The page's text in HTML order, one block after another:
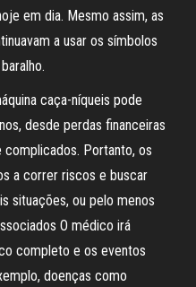
em dia. Mesmo assim, as
a usar os símbolos
caça-níqueis pode
desde perdas financeiras
Portanto, os
a correr riscos e buscar
situações, ou pelo menos
O médico irá
completo e os eventos
doenças como